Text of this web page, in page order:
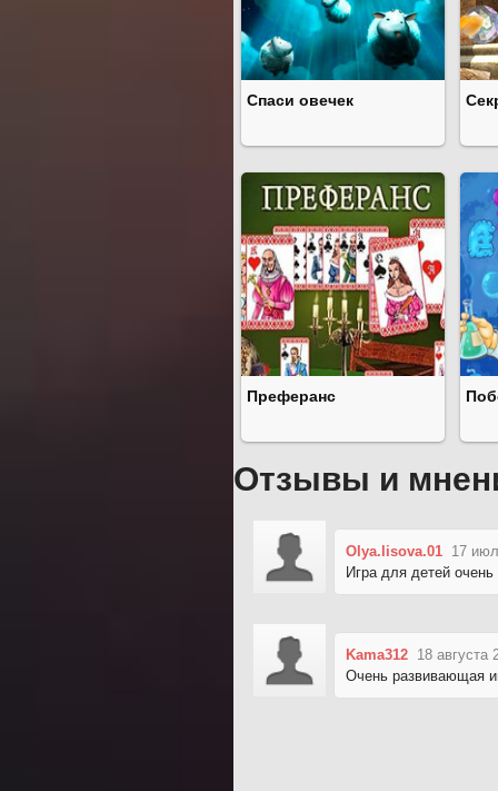
Спаси овечек
Преферанс
Отзывы и
Olya.lisova.01 17
Игра для детей
Kama312 18 августа
Очень развивающая